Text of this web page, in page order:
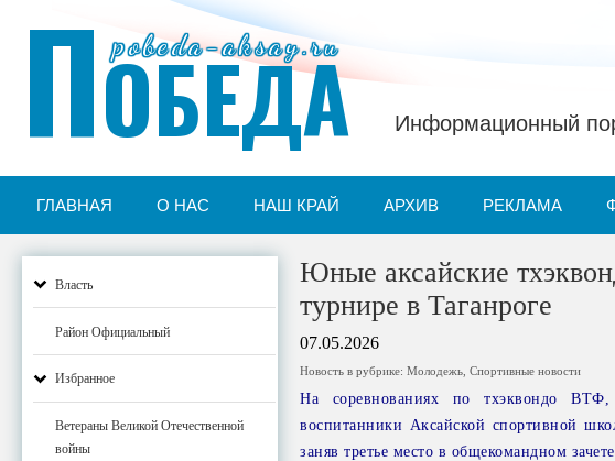
pobeda-aksay.ru
ПОБЕДА Информационный
ГЛАВНАЯ О НАС НАШ КРАЙ АРХИВ РЕКЛАМА
Власть
Район Официальный
Избранное
Ветераны Великой Отечественной
войны
Юные аксайские
турнире в Таганроге
07.05.2026
Новость в рубрике:Молодежь ,Спортивные новости
На соревнованиях по тхэквондо
воспитанники Аксайской спортивной
заняв третье место в общекомандном